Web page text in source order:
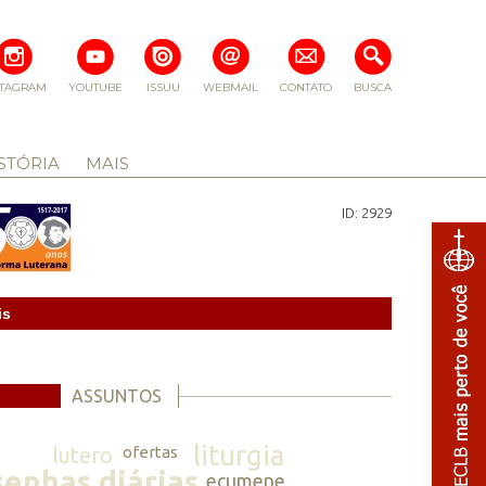
BUSCA
CONTATO
WEBMAIL
ISSUU
YOUTUBE
MAIS
ID: 2929
ASSUNTOS
lutero ofertas liturgia
ecumene